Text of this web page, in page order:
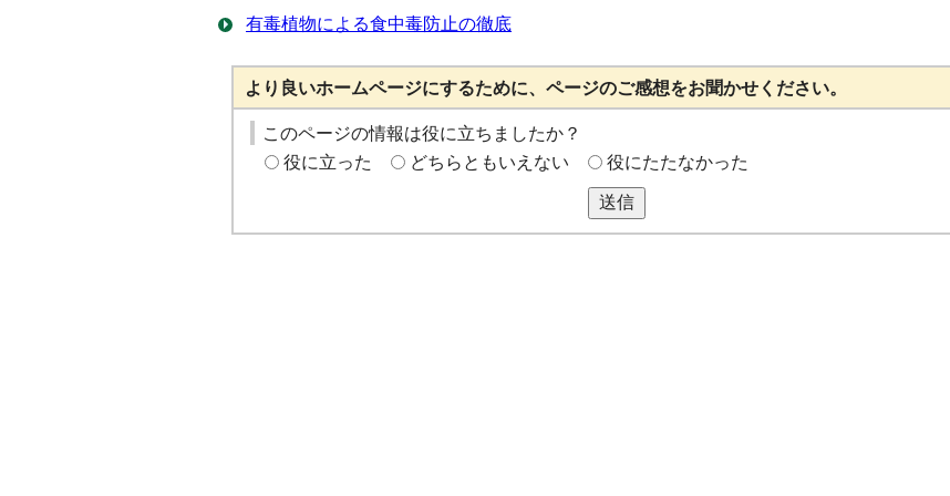
有毒植物による食中毒防止の徹底
より良いホームページにするために、ページのご感想をお聞かせください。
このページの情報は役に立ちましたか？
役に立った
どちらともいえない 役にたたなかった
送信